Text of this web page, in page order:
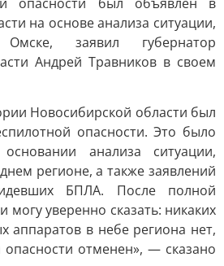
на основе анализа ситуации,
заявил губернатор
Андрей Травников в своем
Новосибирской области был
опасности. Это было
анализа ситуации,
регионе, а также заявлений
БПЛА. После полной
могу уверенно сказать: никаких
аппаратов в небе региона нет,
отменен», — сказано